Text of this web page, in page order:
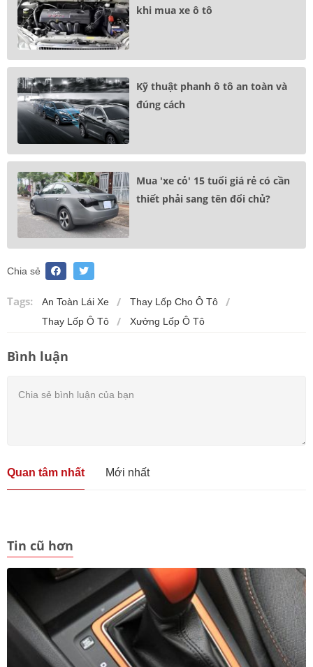
khi mua xe ô tô
Kỹ thuật phanh ô tô an toàn và
đúng cách
Mua 'xe cỏ' 15 tuổi giá rẻ có cần
thiết phải sang tên đổi chủ?
Chia sẻ
Tags: An Toàn Lái Xe
Thay Lốp Cho Ô Tô
Thay Lốp Ô Tô
Xưởng Lốp Ô Tô
Bình luận
Quan tâm nhất Mới nhất
Tin cũ hơn